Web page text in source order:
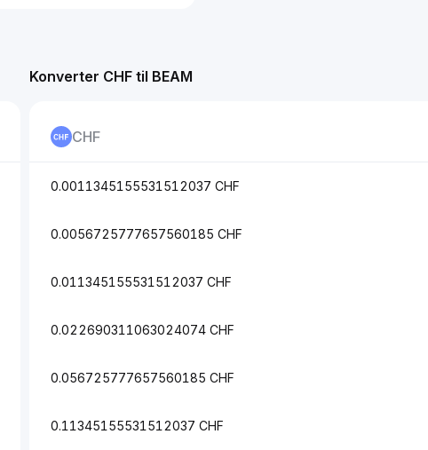
Konverter CHF til BEAM
CHF
0.0011345155531512037 CHF
0.0056725777657560185 CHF
0.011345155531512037 CHF
0.022690311063024074 CHF
0.056725777657560185 CHF
0.11345155531512037 CHF